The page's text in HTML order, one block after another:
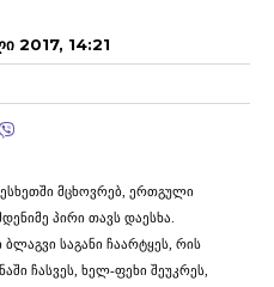
2017, 14:21
მცხოვრებ, ერთგული
პირი თავს დაესხა.
ბლაგვი საგანი ჩაარტყეს, რის
ჩასვეს, ხელ-ფეხი შეუკრეს,